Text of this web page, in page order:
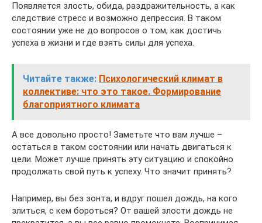
Появляется злость, обида, раздражительность, а как
следствие стресс и возможно депрессия. В таком
состоянии уже не до вопросов о том, как достичь
успеха в жизни и где взять силы для успеха.
Читайте также: Психологический климат в
коллективе: что это такое. Формирование
благоприятного климата
А все довольно просто! Заметьте что вам лучше –
остаться в таком состоянии или начать двигаться к
цели. Может лучше принять эту ситуацию и спокойно
продолжать свой путь к успеху. Что значит принять?
Например, вы без зонта, и вдруг пошел дождь, на кого
злиться, с кем бороться? От вашей злости дождь не